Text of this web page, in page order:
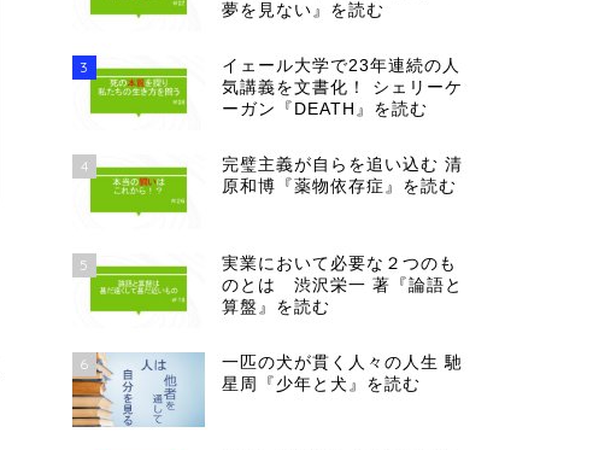
夢を見ない』を読む
3
イェール大学で23年連続の人
気講義を文書化！ シェリーケ
ーガン『DEATH』を読む
4
完璧主義が自らを追い込む 清
原和博『薬物依存症』を読む
5
実業において必要な２つのも
のとは 渋沢栄一 著『論語と
算盤』を読む
6
一匹の犬が貫く人々の人生 馳
星周『少年と犬』を読む